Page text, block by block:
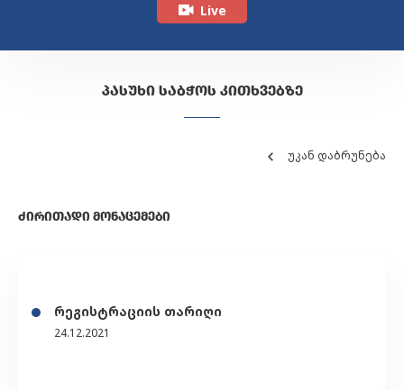
Live
ᲞᲐᲡᲣᲮᲘ ᲡᲐᲑᲭᲝᲡ ᲙᲘᲗᲮᲕᲔᲑᲖᲔ
უკან დაბრუნება
ᲫᲘᲠᲘᲗᲐᲓᲘ ᲛᲝᲜᲐᲪᲔᲛᲔᲑᲘ
რეგისტრაციის თარიღი
24.12.2021